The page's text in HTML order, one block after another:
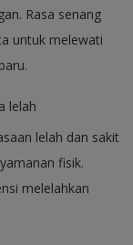
Rasa senang
untuk melewati
lelah
lelah dan sakit
fisik.
melelahkan